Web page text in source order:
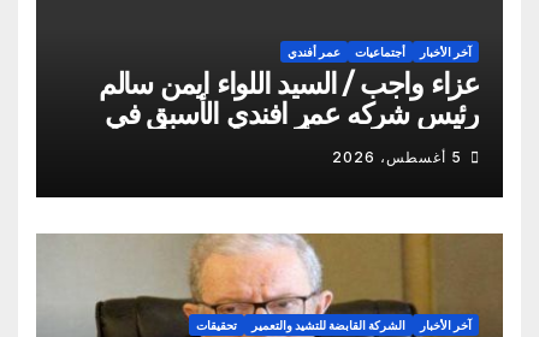
آخر الأخبار أجتماعيات عمر أفندي
عزاء واجب / السيد اللواء ايمن سالم
رئيس شركه عمر افندي الأسبق في
وفاه المغفور له أخو سيادته م أيمن
سالم
5 أغسطس، 2026
آخر الأخبار الشركة القابضة للتشيد والتعمير تحقيقات